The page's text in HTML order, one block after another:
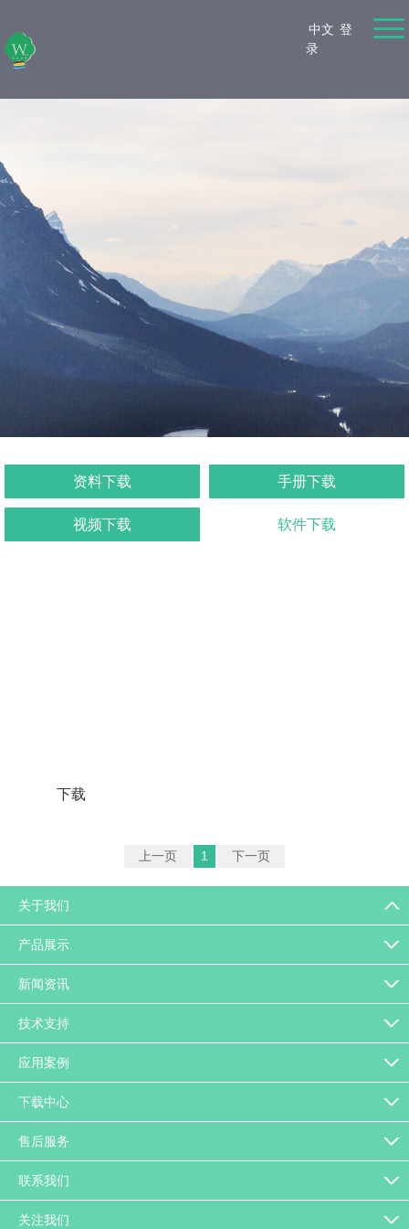
中文 登
录
资料下载 手册下载
视频下载 软件下载
下载
上一页 1 下一页
关于我们
产品展示
新闻资讯
技术支持
应用案例
下载中心
售后服务
联系我们
关注我们